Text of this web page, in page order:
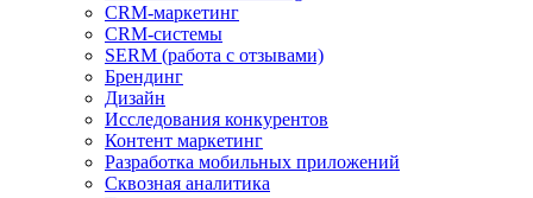
CRM-маркетинг
CRM-системы
SERM (работа с отзывами)
Брендинг
Дизайн
Исследования конкурентов
Контент маркетинг
Разработка мобильных приложений
Сквозная аналитика